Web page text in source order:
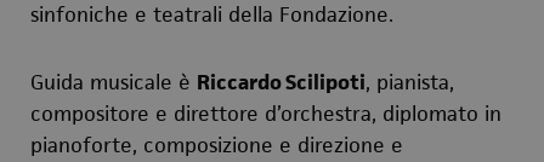
sinfoniche e teatrali della Fondazione.
Guida musicale è Riccardo Scilipoti, pianista,
compositore e direttore d’orchestra, diplomato in
pianoforte, composizione e direzione e